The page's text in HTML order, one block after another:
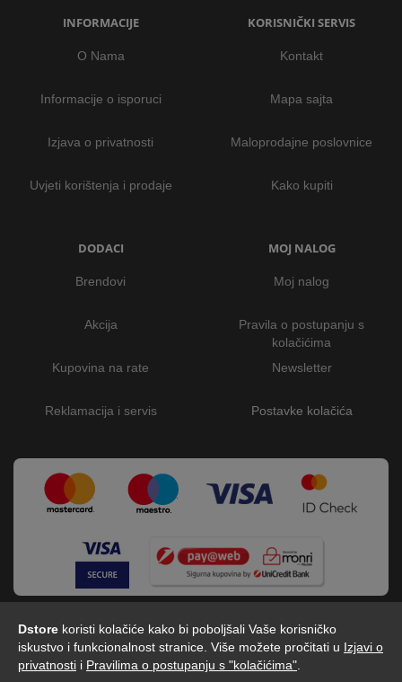
Dstore koristi kolačiće kako bi poboljšali Vaše korisničko
iskustvo i funkcionalnost stranice. Više možete pročitati u Izjavi o
privatnosti i Pravilima o postupanju s "kolačićima"
INFORMACIJE
O Nama
Informacije o isporuci
Izjava o privatnosti
Uvjeti korištenja i prodaje
KORISNIČKI SERVIS
Kontakt
Mapa sajta
Maloprodajne poslovnice
Kako kupiti
DODACI
Brendovi
Akcija
Kupovina na rate
Reklamacija i servis
MOJ NALOG
Moj nalog
Pravila o postupanju s
kolačićima
Newsletter
Postavke kolačića